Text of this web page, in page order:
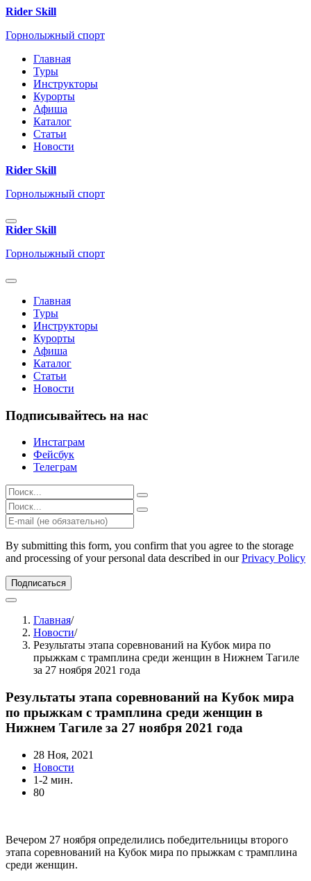
Rider Skill
Горнолыжный спорт
Главная
Туры
Инструкторы
Курорты
Афиша
Каталог
Статьи
Новости
Rider Skill
Горнолыжный спорт
Rider Skill
Горнолыжный спорт
Главная
Туры
Инструкторы
Курорты
Афиша
Каталог
Статьи
Новости
Подписывайтесь на нас
Инстаграм
Фейсбук
Телеграм
Результаты
поиска
для:
%s:
Результаты
поиска
для:
%s:
By submitting this form, you confirm that you agree to the storage
and processing of your personal data described in ourPrivacy Policy
Подписаться
Главная/
Новости/
Результаты этапа соревнований на Кубок мира по
прыжкам с трамплина среди женщин в Нижнем Тагиле
за 27 ноября 2021 года
Результаты этапа соревнований на Кубок мира
по прыжкам с трамплина среди женщин в
Нижнем Тагиле за 27 ноября 2021 года
28 Ноя, 2021
Новости
1-2 мин.
80
Вечером 27 ноября определились победительницы второго
этапа соревнований на Кубок мира по прыжкам с трамплина
среди женщин.